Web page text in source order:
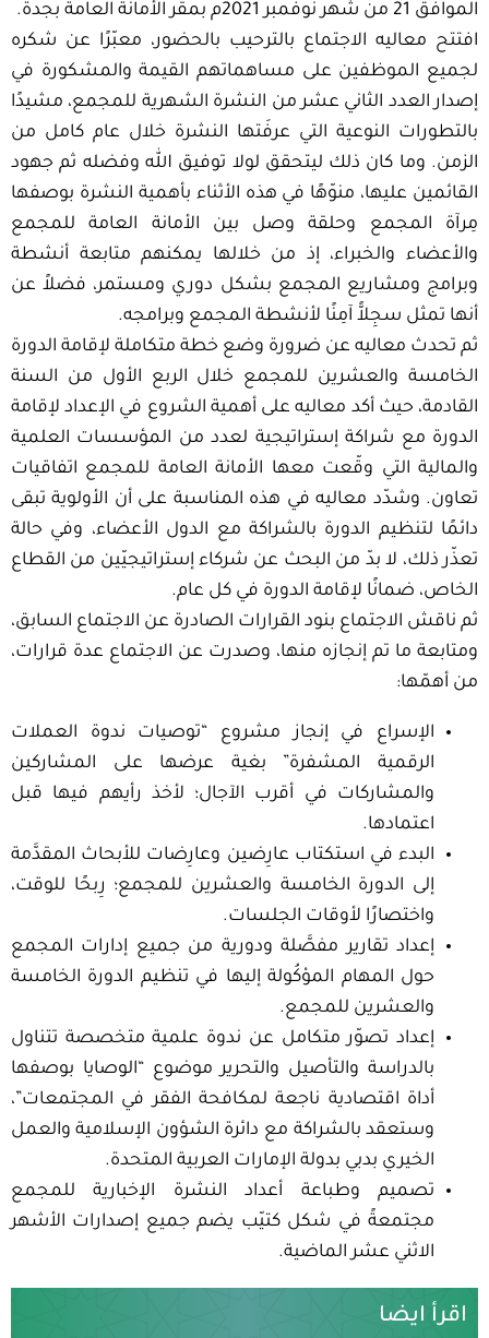
الموافق 21 من شهر نوفمبر 2021م بمقر الأمانة العامة بجدة.
افتتح معاليه الاجتماع بالترحيب بالحضور، معبّرًا عن شكره
لجميع الموظفين على مساهماتهم القيمة والمشكورة في
إصدار العدد الثاني عشر من النشرة الشهرية للمجمع، مشيدًا
بالتطورات النوعية التي عرفَتها النشرة خلال عام كامل من
الزمن. وما كان ذلك ليتحقق لولا توفيق الله وفضله ثم جهود
القائمين عليها، منوّهًا في هذه الأثناء بأهمية النشرة بوصفها
مِرآة المجمع وحلقة وصل بين الأمانة العامة للمجمع
والأعضاء والخبراء، إذ من خلالها يمكنهم متابعة أنشطة
وبرامج ومشاريع المجمع بشكل دوري ومستمر، فضلاً عن
أنها تمثل سجِلاًّ آمِنًا لأنشطة المجمع وبرامجه.
ثم تحدث معاليه عن ضرورة وضع خطة متكاملة لإقامة الدورة
الخامسة والعشرين للمجمع خلال الربع الأول من السنة
القادمة، حيث أكد معاليه على أهمية الشروع في الإعداد لإقامة
الدورة مع شراكة إستراتيجية لعدد من المؤسسات العلمية
والمالية التي وقّعت معها الأمانة العامة للمجمع اتفاقيات
تعاون. وشدّد معاليه في هذه المناسبة على أن الأولوية تبقى
دائمًا لتنظيم الدورة بالشراكة مع الدول الأعضاء، وفي حالة
تعذّر ذلك، لا بدّ من البحث عن شركاء إستراتيجيّين من القطاع
الخاص، ضمانًا لإقامة الدورة في كل عام.
ثم ناقش الاجتماع بنود القرارات الصادرة عن الاجتماع السابق،
ومتابعة ما تم إنجازه منها، وصدرت عن الاجتماع عدة قرارات،
من أهمّها:
الإسراع في إنجاز مشروع “توصيات ندوة العملات
الرقمية المشفرة” بغية عرضها على المشاركين
والمشاركات في أقرب الآجال؛ لأخذ رأيهم فيها قبل
اعتمادها.
البدء في استكتاب عارِضين وعارِضات للأبحاث المقدَّمة
إلى الدورة الخامسة والعشرين للمجمع؛ رِبحًا للوقت،
واختصارًا لأوقات الجلسات.
إعداد تقارير مفصَّلة ودورية من جميع إدارات المجمع
حول المهام الموْكُولة إليها في تنظيم الدورة الخامسة
والعشرين للمجمع.
إعداد تصوّر متكامل عن ندوة علمية متخصصة تتناول
بالدراسة والتأصيل والتحرير موضوع “الوصايا بوصفها
أداة اقتصادية ناجعة لمكافحة الفقر في المجتمعات”،
وستعقد بالشراكة مع دائرة الشؤون الإسلامية والعمل
الخيري بدبي بدولة الإمارات العربية المتحدة.
تصميم وطباعة أعداد النشرة الإخبارية للمجمع
مجتمعةً في شكل كتيّب يضم جميع إصدارات الأشهر
الاثني عشر الماضية.
اقرأ ايضا